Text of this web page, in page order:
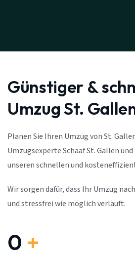
Günstiger &
Umzug St.
Planen Sie Ihren Umzug von St.
Umzugsexperte Schaaf St. Gallen
unseren schnellen und
Wir sorgen dafür, dass Ihr Umzug
und stressfrei wie möglich verläuft.
0 +